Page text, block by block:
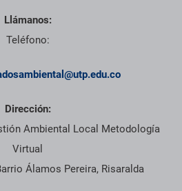
Llámanos:
Teléfono:
Dirección:
Ambiental Local Metodología
Virtual
Álamos Pereira, Risaralda